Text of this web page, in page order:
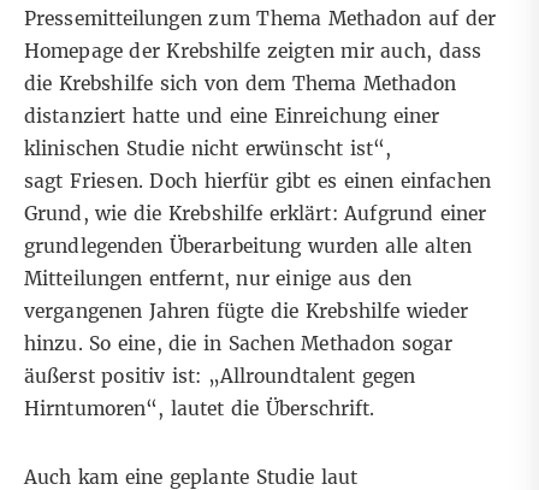
Pressemitteilungen zum Thema Methadon auf der
Homepage der Krebshilfe zeigten mir auch, dass
die Krebshilfe sich von dem Thema Methadon
distanziert hatte und eine Einreichung einer
klinischen Studie nicht erwünscht ist“,
sagt Friesen. Doch hierfür gibt es einen einfachen
Grund, wie die Krebshilfe erklärt: Aufgrund einer
grundlegenden Überarbeitung wurden alle alten
Mitteilungen entfernt, nur einige aus den
vergangenen Jahren fügte die Krebshilfe wieder
hinzu. So eine, die in Sachen Methadon sogar
äußerst positiv ist: „Allroundtalent gegen
Hirntumoren“, lautet die Überschrift.
Auch kam eine geplante Studie laut